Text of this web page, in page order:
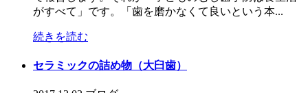
がすべて」です。「歯を磨かなくて良いという本...
続きを読む
セラミックの詰め物（大臼歯）